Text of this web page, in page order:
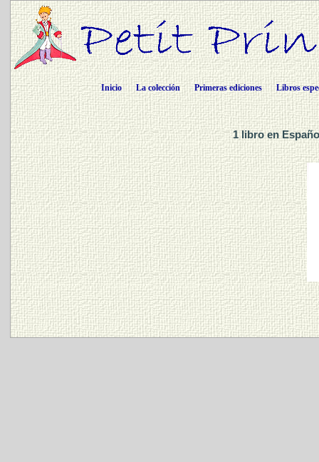
Inicio La colección Primeras ediciones Libros
1 libro en